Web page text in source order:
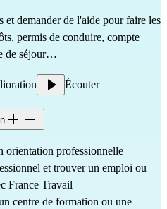
et demander de l'aide pour faire les
permis de conduire, compte
de séjour…
Écouter
orientation professionnelle
et trouver un emploi ou
France Travail
centre de formation ou une